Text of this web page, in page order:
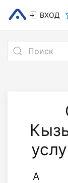
ВХОД
А